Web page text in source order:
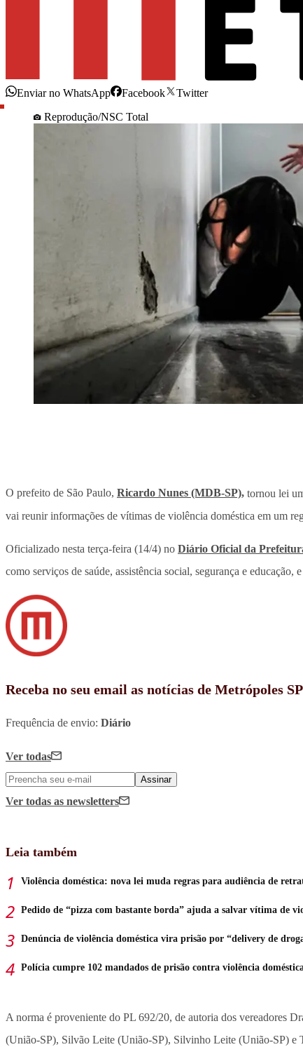
Enviar no WhatsApp Facebook
Twitter
Reprodução/NSC Total
O prefeito de São Paulo, Ricardo Nunes (MDB-SP), tornou lei
vai reunir informações de vítimas de violência doméstica em um
Oficializado nesta terça-feira (14/4) no Diário Oficial da
como serviços de saúde, assistência social, segurança e educação,
Receba no seu email as notícias de Metrópoles SP
Frequência de envio: Diário
Ver todas
Assinar
Ver todas as newsletters
Leia também
Violência doméstica: nova lei muda regras para audiência de
Pedido de “pizza com bastante borda” ajuda a salvar vítima de
Denúncia de violência doméstica vira prisão por “delivery de
Polícia cumpre 102 mandados de prisão contra violência
A norma é proveniente do PL 692/20, de autoria dos vereadores
(União-SP), Silvão Leite (União-SP), Silvinho Leite (União-SP) e